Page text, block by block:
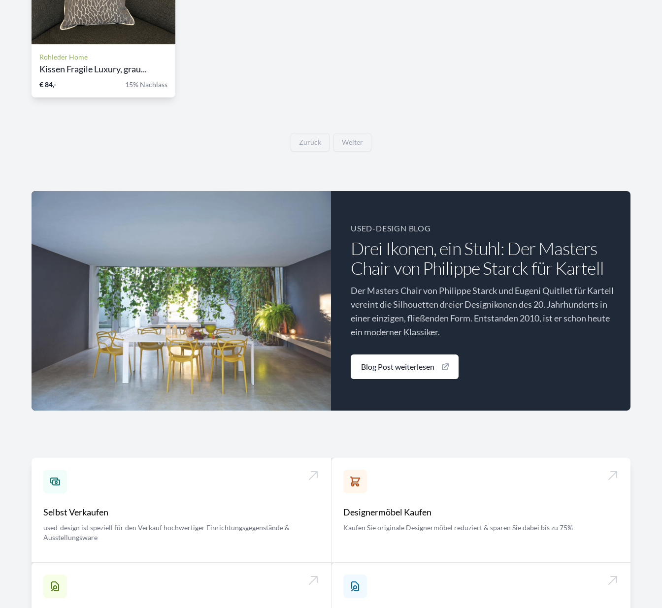
Rohleder Home
Kissen Fragile Luxury, grau...
€ 84,- 15% Nachlass
Zurück Weiter
USED-DESIGN BLOG
Drei Ikonen, ein Stuhl: Der Masters
Chair von Philippe Starck für Kartell
Der Masters Chair von Philippe Starck und Eugeni Quitllet für Kartell
vereint die Silhouetten dreier Designikonen des 20. Jahrhunderts in
einer einzigen, fließenden Form. Entstanden 2010, ist er schon heute
ein moderner Klassiker.
Blog Post weiterlesen
Selbst Verkaufen
used-design ist speziell für den Verkauf hochwertiger Einrichtungsgegenstände &
Ausstellungsware
Designermöbel Kaufen
Kaufen Sie originale Designermöbel reduziert & sparen Sie dabei bis zu 75%